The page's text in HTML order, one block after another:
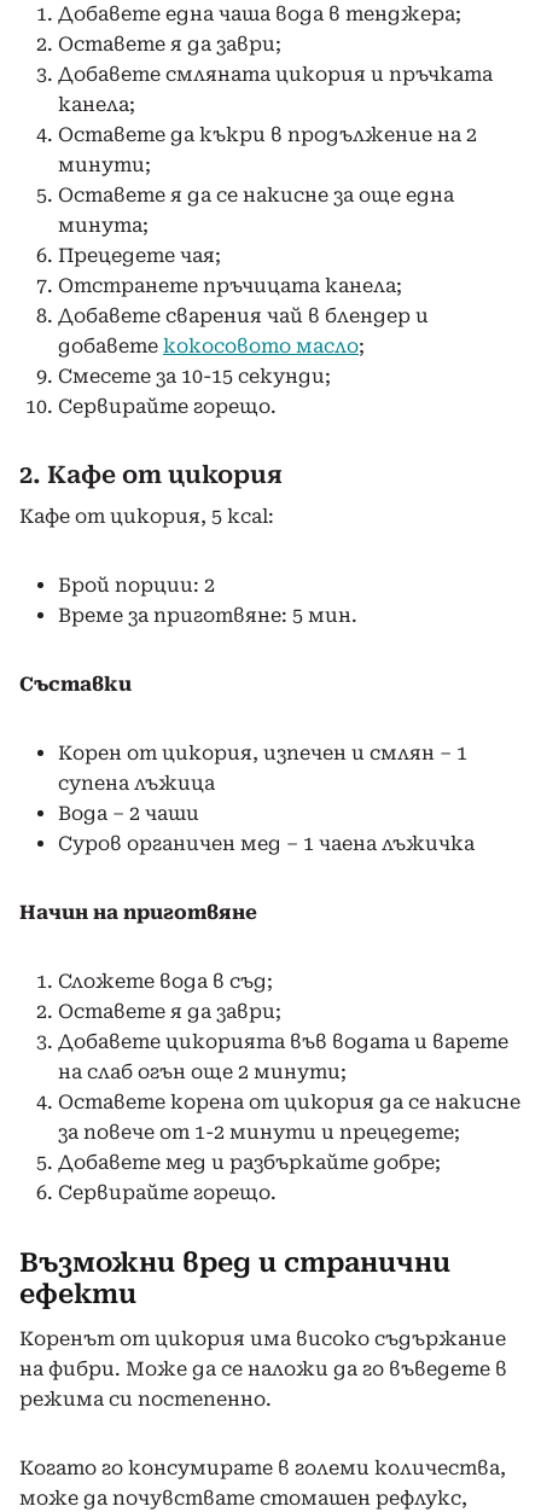
Добавете една чаша вода в тенджера;
Оставете я да заври;
Добавете смляната цикория и пръчката
канела;
Оставете да къкри в продължение на 2
минути;
Оставете я да се накисне за още една
минута;
Прецедете чая;
Отстранете пръчицата канела;
Добавете сварения чай в блендер и
добавете кокосовото масло;
Смесете за 10-15 секунди;
Сервирайте горещо.
2. Кафе от цикория
Кафе от цикория, 5 kcal:
Брой порции: 2
Време за приготвяне: 5 мин.
Съставки
Корен от цикория, изпечен и смлян – 1
супена лъжица
Вода – 2 чаши
Суров органичен мед – 1 чаена лъжичка
Начин на приготвяне
Сложете вода в съд;
Оставете я да заври;
Добавете цикорията във водата и варете
на слаб огън още 2 минути;
Оставете корена от цикория да се накисне
за повече от 1-2 минути и прецедете;
Добавете мед и разбъркайте добре;
Сервирайте горещо.
Възможни вред и странични
ефекти
Коренът от цикория има високо съдържание
на фибри. Може да се наложи да го въведете в
режима си постепенно.
Когато го консумирате в големи количества,
може да почувствате стомашен рефлукс,